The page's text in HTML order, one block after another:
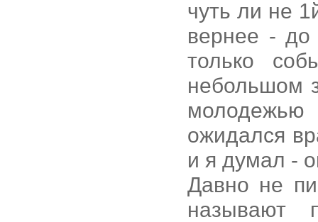
чуть ли не
вернее - до
только
небольшом
ожидался
и я думал -
Давно не
называют